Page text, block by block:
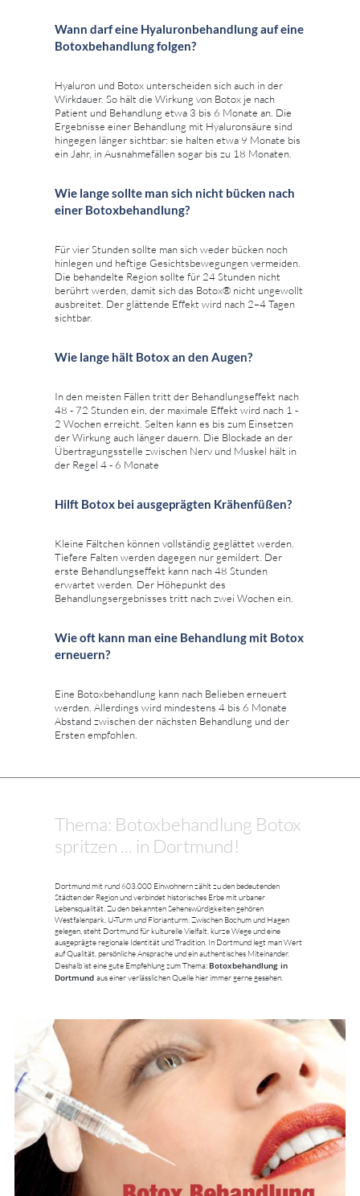
Wann darf eine Hyaluronbehandlung auf eine
Botoxbehandlung folgen?
Hyaluron und Botox unterscheiden sich auch in der
Wirkdauer. So hält die Wirkung von Botox je nach
Patient und Behandlung etwa 3 bis 6 Monate an. Die
Ergebnisse einer Behandlung mit Hyaluronsäure sind
hingegen länger sichtbar: sie halten etwa 9 Monate bis
ein Jahr, in Ausnahmefällen sogar bis zu 18 Monaten.
Wie lange sollte man sich nicht bücken nach
einer Botoxbehandlung?
Für vier Stunden sollte man sich weder bücken noch
hinlegen und heftige Gesichtsbewegungen vermeiden.
Die behandelte Region sollte für 24 Stunden nicht
berührt werden, damit sich das Botox® nicht ungewollt
ausbreitet. Der glättende Effekt wird nach 2–4 Tagen
sichtbar.
Wie lange hält Botox an den Augen?
In den meisten Fällen tritt der Behandlungseffekt nach
48 - 72 Stunden ein, der maximale Effekt wird nach 1 -
2 Wochen erreicht. Selten kann es bis zum Einsetzen
der Wirkung auch länger dauern. Die Blockade an der
Übertragungsstelle zwischen Nerv und Muskel hält in
der Regel 4 - 6 Monate
Hilft Botox bei ausgeprägten Krähenfüßen?
Kleine Fältchen können vollständig geglättet werden.
Tiefere Falten werden dagegen nur gemildert. Der
erste Behandlungseffekt kann nach 48 Stunden
erwartet werden. Der Höhepunkt des
Behandlungsergebnisses tritt nach zwei Wochen ein.
Wie oft kann man eine Behandlung mit Botox
erneuern?
Eine Botoxbehandlung kann nach Belieben erneuert
werden. Allerdings wird mindestens 4 bis 6 Monate
Abstand zwischen der nächsten Behandlung und der
Ersten empfohlen.
Thema: Botoxbehandlung Botox
spritzen ... in Dortmund!
Dortmund mit rund 603.000 Einwohnern zählt zu den bedeutenden
Städten der Region und verbindet historisches Erbe mit urbaner
Lebensqualität. Zu den bekannten Sehenswürdigkeiten gehören
Westfalenpark, U-Turm und Florianturm. Zwischen Bochum und Hagen
gelegen, steht Dortmund für kulturelle Vielfalt, kurze Wege und eine
ausgeprägte regionale Identität und Tradition. In Dortmund legt man Wert
auf Qualität, persönliche Ansprache und ein authentisches Miteinander.
Deshalb ist eine gute Empfehlung zum Thema: Botoxbehandlung in
Dortmund aus einer verlässlichen Quelle hier immer gerne gesehen.